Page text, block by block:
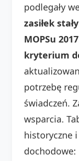
podlegały
zasiłek
MOPSu 2017
kryterium
potrzebę
świadczeń.
wsparcia.
historyczne
dochodowe: